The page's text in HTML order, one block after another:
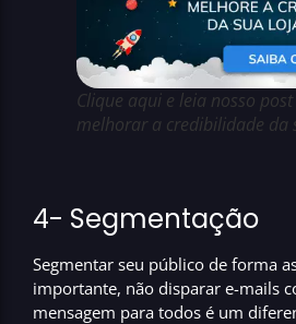
Clique aqui e leia nosso
melhorar a credibilidade da
4- Segmentação
Segmentar seu público de forma
importante, não disparar e-mails
mensagem para todos é um